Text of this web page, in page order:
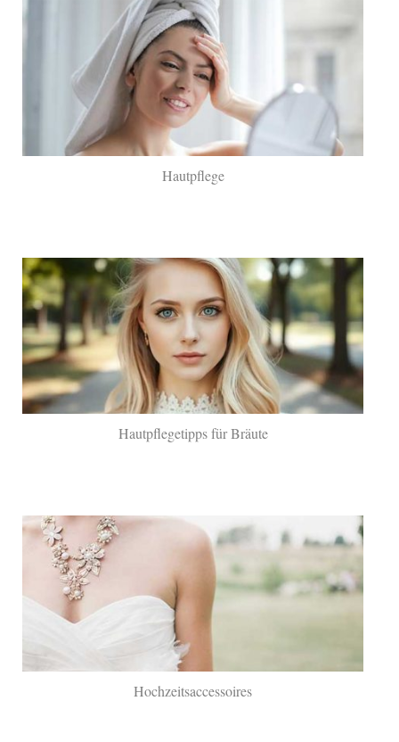
Hautpflege
Hautpflegetipps für Bräute
Hochzeitsaccessoires